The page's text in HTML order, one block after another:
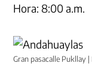
Hora: 8:00 a.m.
Gran pasacalle Pukllay